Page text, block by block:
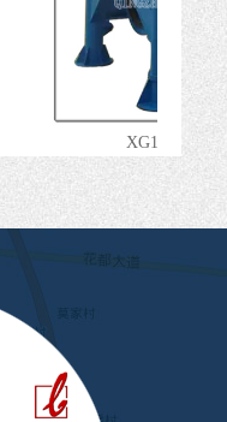
XG1200-2悬辊